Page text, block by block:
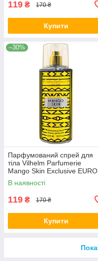
119 ₴ 170 ₴
Купити
–30%
Парфумований спрей для
тіла Vilhelm Parfumerie
Mango Skin Exclusive EURO
275 мл
В наявності
119 ₴ 170 ₴
Купити